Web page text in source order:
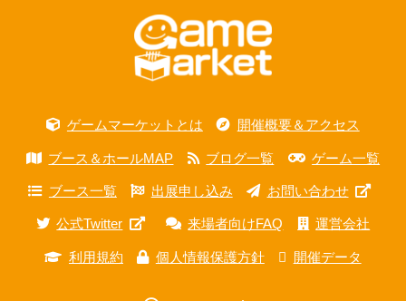
ゲームマーケットとは 開催概要＆アクセス
ブース＆ホールMAP ブログ一覧 ゲーム一覧
ブース一覧 出展申し込み お問い合わせ
公式Twitter 来場者向けFAQ 運営会社
利用規約 個人情報保護方針 開催データ